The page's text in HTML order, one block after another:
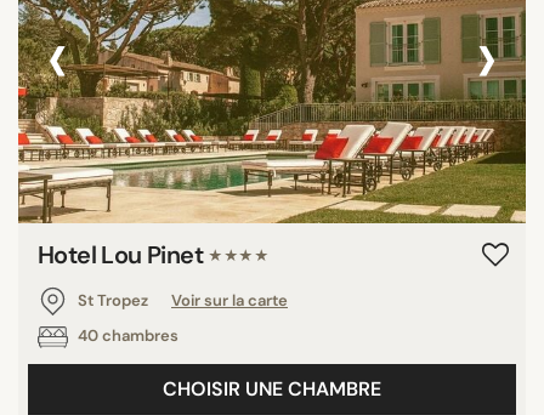
‹ ›
Hotel Lou Pinet ★★★★
St Tropez
Voir sur la carte
40 chambres
CHOISIR UNE CHAMBRE